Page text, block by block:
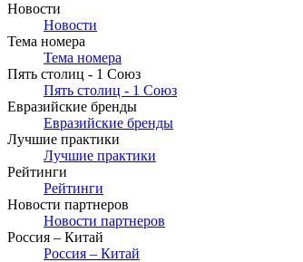
Новости
Новости
Тема номера
Тема номера
Пять столиц - 1 Союз
Пять столиц - 1 Союз
Евразийские бренды
Евразийские бренды
Лучшие практики
Лучшие практики
Рейтинги
Рейтинги
Новости партнеров
Новости партнеров
Россия – Китай
Россия – Китай